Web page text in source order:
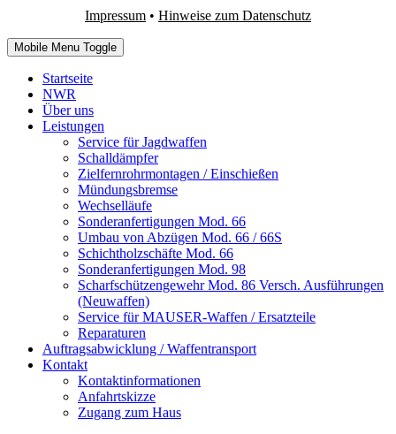
Impressum • Hinweise zum Datenschutz
Mobile Menu Toggle
Startseite
NWR
Über uns
Leistungen
Service für Jagdwaffen
Schalldämpfer
Zielfernrohrmontagen / Einschießen
Mündungsbremse
Wechselläufe
Sonderanfertigungen Mod. 66
Umbau von Abzügen Mod. 66 / 66S
Schichtholzschäfte Mod. 66
Sonderanfertigungen Mod. 98
Scharfschützengewehr Mod. 86 Versch. Ausführungen
(Neuwaffen)
Service für MAUSER-Waffen / Ersatzteile
Reparaturen
Auftragsabwicklung / Waffentransport
Kontakt
Kontaktinformationen
Anfahrtskizze
Zugang zum Haus